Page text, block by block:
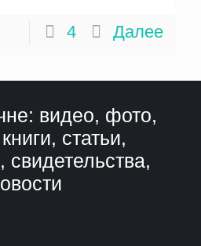
4 Далее
видео, фото,
статьи,